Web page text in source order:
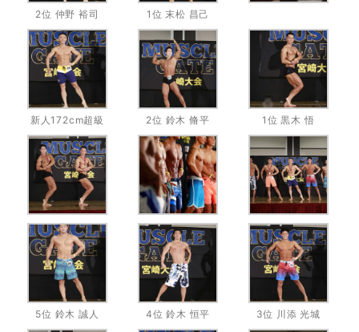
2位 仲野 裕司 1位 末松 昌己
新人172cm超級 2位 鈴木 脩平 1位 黒木 悟
5位 鈴木 誠人 4位 鈴木 恒平 3位 川添 光城